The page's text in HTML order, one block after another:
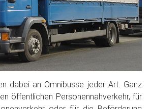
dabei an Omnibusse jeder Art. Ganz
öffentlichen Personennahverkehr, für